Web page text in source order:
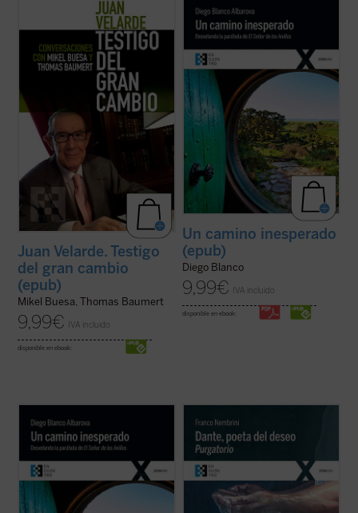
Pocas personas encarnan mejor que Juan
Velarde, decano de los economistas
españoles, la historia de nuestro país en los
últimos 60 años. Y no sólo por su relevante
papel en el desarrollo de la economía como
disciplina académica en España ...
Juan Velarde. Testigo
del gran cambio
(epub)
Mikel Buesa, Thomas Baumert
9,99€ IVA incluido
disponible en ebook:
queda un Anillo y, aunque no lo sepas, lo
tienes tú. Sal de la comodidad de tu agujero
hobbity ponte en camino con la comunidad
para siempre. Tendrás ...
Un camino inesperado
(epub)
Diego Blanco
9,99€ IVA incluido
disponible en ebook:
queda un Anillo y, aunque no lo sepas, lo
tienes tú. Sal de la comodidad de tu agujero
hobbity ponte en camino con la comunidad
para siempre. Tendrás ...
del deseo , que recoge el ciclo de
encuentros dedicados alPurgatorio
Franco Nembrini ahonda en la relación viva
La Divina Comedia
dramática de todo hombre, ...
(ver ficha)